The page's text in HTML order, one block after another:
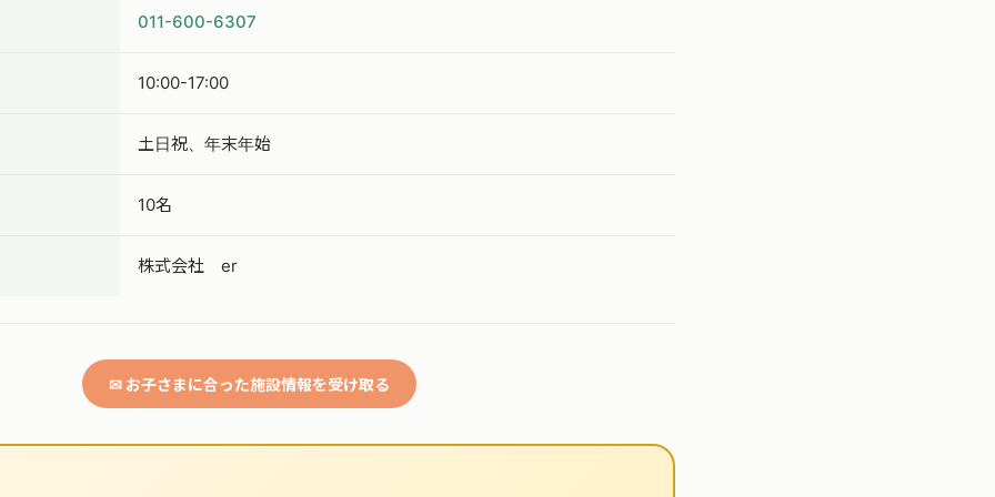
011-600-6307
10:00-17:00
土日祝、年末年始
10名
株式会社 er
✉ お子さまに合った施設情報を受け取る